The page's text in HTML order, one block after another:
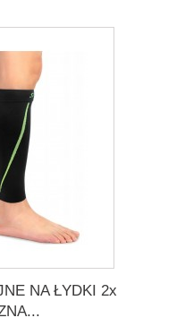
NA ŁYDKI 2x